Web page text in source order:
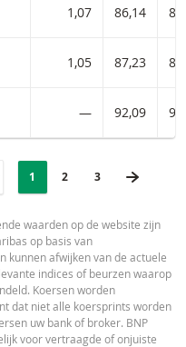
1,07 86,14
Met stop loss-niveau
1,05 87,23
Met stop loss-niveau -
— 92,09
PAGINERING
Selected:
PAGE
1 PAGINA
2 LAATSTE
3
waarden op de website zijn
op basis van
kunnen afwijken van de actuele
indices of beurzen waarop
Koersen worden
dat niet alle koersprints worden
uw bank of broker. BNP
voor vertraagde of onjuiste